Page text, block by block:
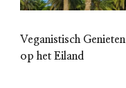
Veganistisch Genieten
op het Eiland